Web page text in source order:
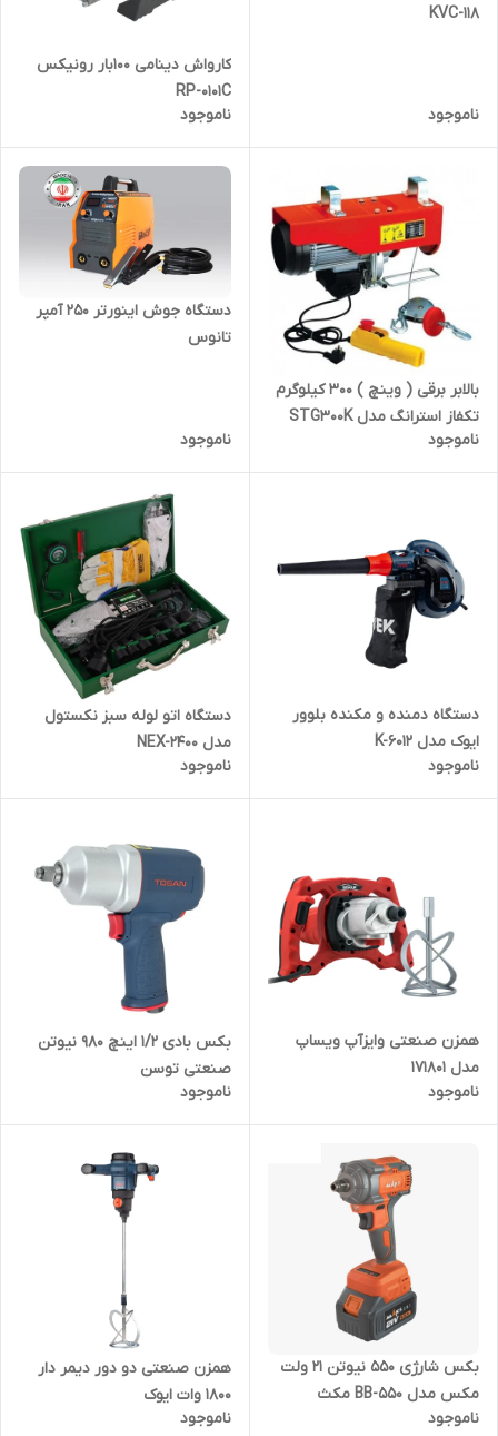
KVC-118
ناموجود
کارواش دینامی 100بار رونیکس
RP-0101C
ناموجود
بالابر برقی ( وینچ ) 300 کیلوگرم
تکفاز استرانگ مدل STG300K
ناموجود
دستگاه جوش اینورتر 250 آمپر
تانوس
ناموجود
دستگاه دمنده و مکنده بلوور
ایوک مدل K-6012
ناموجود
دستگاه اتو لوله سبز نکستول
مدل NEX-2400
ناموجود
همزن صنعتی وایزآپ ویساپ
مدل 171801
ناموجود
بکس بادی 1/2 اینچ 980 نیوتن
صنعتی توسن
ناموجود
بکس شارژی ۵۵۰ نیوتن 21 ولت
مکس مدل BB-550 مکث
ناموجود
همزن صنعتی دو دور دیمر دار
1800 وات ایوک
ناموجود